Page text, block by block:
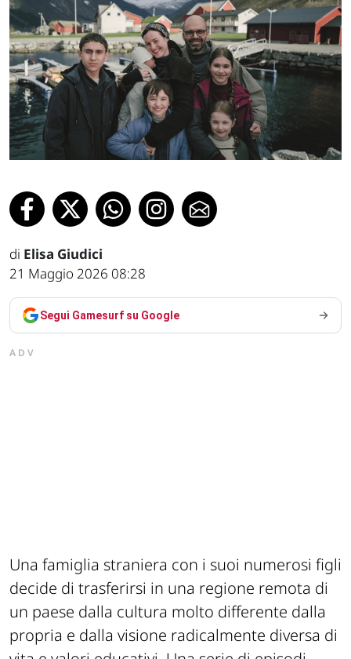
di Elisa Giudici
21 Maggio 2026 08:28
Segui Gamesurf su Google
ADV
Una famiglia straniera con i suoi numerosi figli
decide di trasferirsi in una regione remota di
un paese dalla cultura molto differente dalla
propria e dalla visione radicalmente diversa di